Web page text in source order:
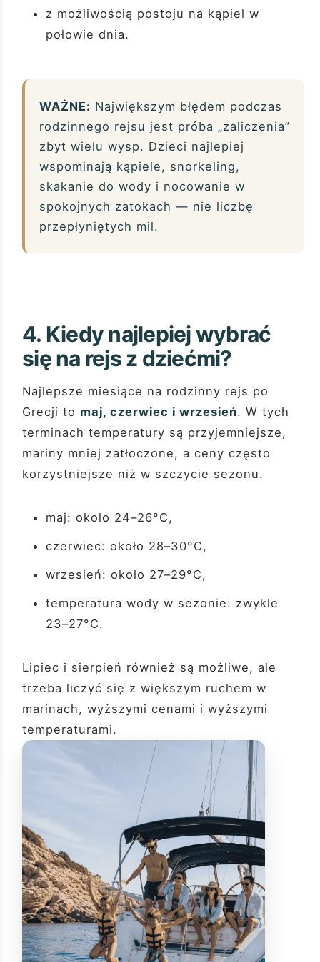
z możliwością postoju na kąpiel w
połowie dnia.
WAŻNE: Największym błędem podczas
rodzinnego rejsu jest próba „zaliczenia”
zbyt wielu wysp. Dzieci najlepiej
wspominają kąpiele, snorkeling,
skakanie do wody i nocowanie w
spokojnych zatokach — nie liczbę
przepłyniętych mil.
4. Kiedy najlepiej wybrać
się na rejs z dziećmi?
Najlepsze miesiące na rodzinny rejs po
Grecji to maj, czerwiec i wrzesień. W tych
terminach temperatury są przyjemniejsze,
mariny mniej zatłoczone, a ceny często
korzystniejsze niż w szczycie sezonu.
maj: około 24–26°C,
czerwiec: około 28–30°C,
wrzesień: około 27–29°C,
temperatura wody w sezonie: zwykle
23–27°C.
Lipiec i sierpień również są możliwe, ale
trzeba liczyć się z większym ruchem w
marinach, wyższymi cenami i wyższymi
temperaturami.